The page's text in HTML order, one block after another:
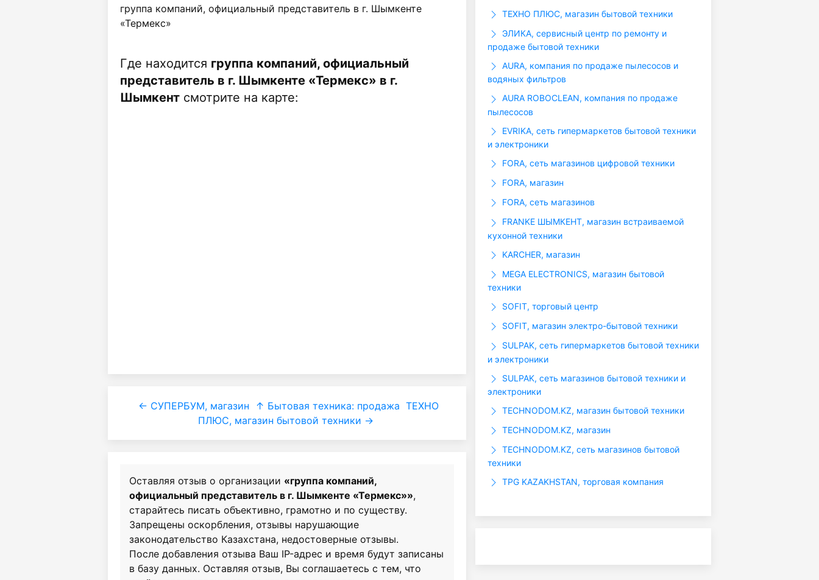
группа компаний, официальный представитель в г. Шымкенте
«Термекс»
Где находится группа компаний, официальный
представитель в г. Шымкенте «Термекс» в г.
Шымкент смотрите на карте:
← СУПЕРБУМ, магазин ↑ Бытовая техника: продажа ТЕХНО
ПЛЮС, магазин бытовой техники →
Оставляя отзыв о организации «группа компаний,
официальный представитель в г. Шымкенте «Термекс»»,
старайтесь писать объективно, грамотно и по существу.
Запрещены оскорбления, отзывы нарушающие
законодательство Казахстана, недостоверные отзывы.
После добавления отзыва Ваш IP-адрес и время будут записаны
в базу данных. Оставляя отзыв, Вы соглашаетесь с тем, что
ТЕХНО ПЛЮС, магазин бытовой техники
ЭЛИКА, сервисный центр по ремонту и
продаже бытовой техники
AURA, компания по продаже пылесосов и
водяных фильтров
AURA ROBOCLEAN, компания по продаже
пылесосов
EVRIKA, сеть гипермаркетов бытовой техники
и электроники
FORA, сеть магазинов цифровой техники
FORA, магазин
FORA, сеть магазинов
FRANKE ШЫМКЕНТ, магазин встраиваемой
кухонной техники
KARCHER, магазин
MEGA ELECTRONICS, магазин бытовой
техники
SOFIT, торговый центр
SOFIT, магазин электро-бытовой техники
SULPAK, сеть гипермаркетов бытовой техники
и электроники
SULPAK, сеть магазинов бытовой техники и
электроники
TECHNODOM.KZ, магазин бытовой техники
TECHNODOM.KZ, магазин
TECHNODOM.KZ, сеть магазинов бытовой
техники
TPG KAZAKHSTAN, торговая компания